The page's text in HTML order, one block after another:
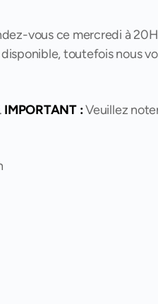
vous ce mercredi à
toutefois
. IMPORTANT :Veuillez